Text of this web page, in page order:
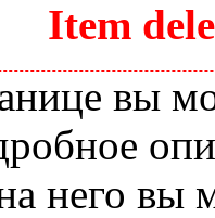
Item
вы
него вы